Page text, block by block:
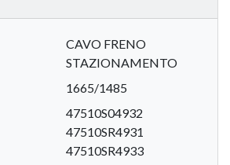
CAVO FRENO
STAZIONAMENTO
1665/1485
47510S04932
47510SR4931
47510SR4933